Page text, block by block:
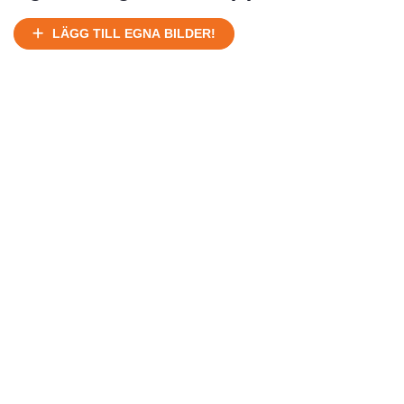
Under normalt skick, kan kräva reparation
LÄGG TILL EGNA BILDER!